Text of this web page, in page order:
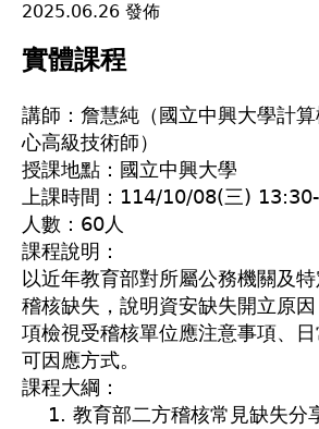
2025.06.26 發佈
實體課程
講師：詹慧純（國立中興大學計
心高級技術師）
授課地點：國立中興大學
上課時間：114/10/08(三)
人數：60人
課程說明：
以近年教育部對所屬公務機關及
稽核缺失，說明資安缺失開立原
項檢視受稽核單位應注意事項、
可因應方式。
課程大綱：
1. 教育部二方稽核常見缺失分